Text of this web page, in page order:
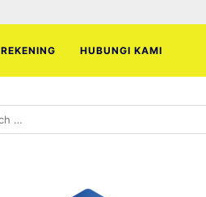
REKENING HUBUNGI KAMI